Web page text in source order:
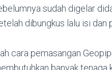
sudah digelar
dibungkus lalu isi dan
cara pemasangan